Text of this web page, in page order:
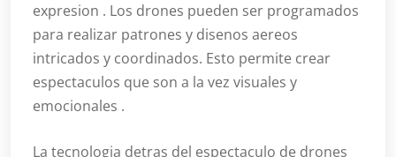
expresion . Los drones pueden ser programados
para realizar patrones y disenos aereos
intricados y coordinados. Esto permite crear
espectaculos que son a la vez visuales y
emocionales .
La tecnologia detras del espectaculo de drones